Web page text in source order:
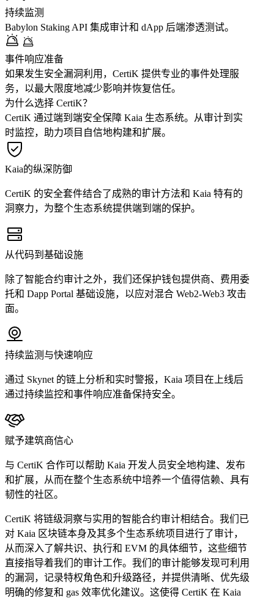
持续监测
Babylon Staking API 集成审计和 dApp 后端渗透测试。
事件响应准备
如果发生安全漏洞利用，CertiK 提供专业的事件处理服
务，以最大限度地减少影响并恢复信任。
为什么选择 CertiK？
CertiK 通过端到端安全保障 Kaia 生态系统。从审计到实
时监控，助力项目自信地构建和扩展。
Kaia的纵深防御
CertiK 的安全套件结合了成熟的审计方法和 Kaia 特有的
洞察力，为整个生态系统提供端到端的保护。
从代码到基础设施
除了智能合约审计之外，我们还保护钱包提供商、费用委
托和 Dapp Portal 基础设施，以应对混合 Web2-Web3 攻击
面。
持续监测与快速响应
通过 Skynet 的链上分析和实时警报，Kaia 项目在上线后
通过持续监控和事件响应准备保持安全。
赋予建筑商信心
与 CertiK 合作可以帮助 Kaia 开发人员安全地构建、发布
和扩展，从而在整个生态系统中培养一个值得信赖、具有
韧性的社区。
CertiK 将链级洞察与实用的智能合约审计相结合。我们已
对 Kaia 区块链本身及其多个生态系统项目进行了审计，
从而深入了解共识、执行和 EVM 的具体细节，这些细节
直接指导着我们的审计工作。我们的审计能够发现可利用
的漏洞，记录特权角色和升级路径，并提供清晰、优先级
明确的修复和 gas 效率优化建议。这使得 CertiK 在 Kaia